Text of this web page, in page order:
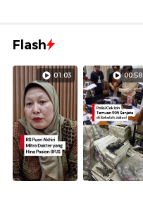
Flash
01:03 00:58